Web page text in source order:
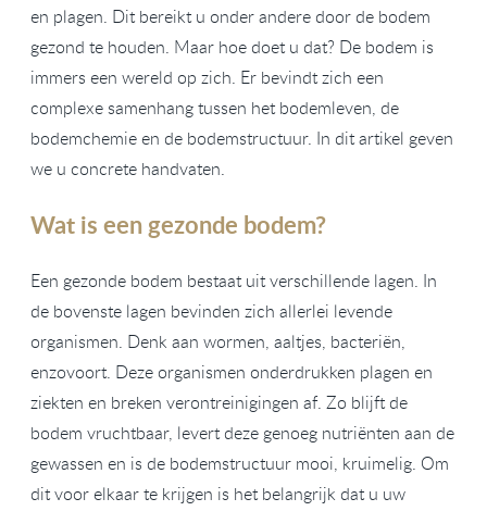
en plagen. Dit bereikt u onder andere door de bodem
gezond te houden. Maar hoe doet u dat? De bodem is
immers een wereld op zich. Er bevindt zich een
complexe samenhang tussen het bodemleven, de
bodemchemie en de bodemstructuur. In dit artikel geven
we u concrete handvaten.
Wat is een gezonde bodem?
Een gezonde bodem bestaat uit verschillende lagen. In
de bovenste lagen bevinden zich allerlei levende
organismen. Denk aan wormen, aaltjes, bacteriën,
enzovoort. Deze organismen onderdrukken plagen en
ziekten en breken verontreinigingen af. Zo blijft de
bodem vruchtbaar, levert deze genoeg nutriënten aan de
gewassen en is de bodemstructuur mooi, kruimelig. Om
dit voor elkaar te krijgen is het belangrijk dat u uw